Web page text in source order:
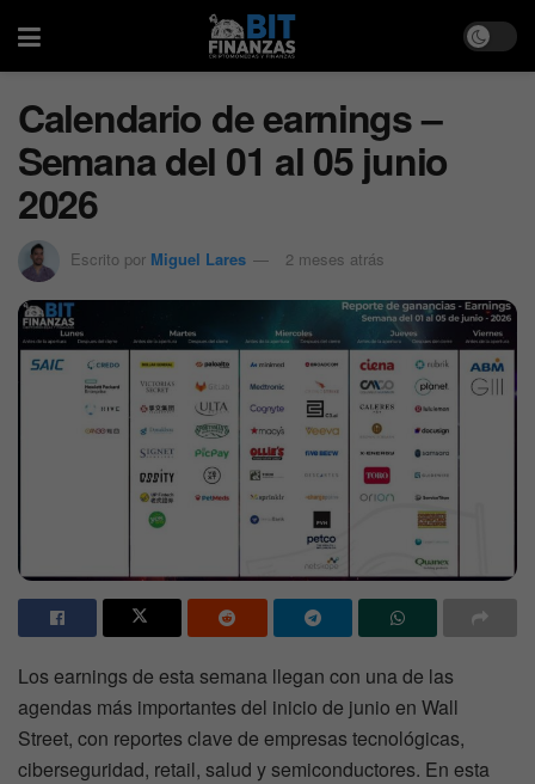
Calendario de earnings –
Semana del 01 al 05 junio
2026
Escrito por Miguel Lares 2 meses atrás
Los earnings de esta semana llegan con una de las
agendas más importantes del inicio de junio en Wall
Street, con reportes clave de empresas tecnológicas,
ciberseguridad, retail, salud y semiconductores. En esta